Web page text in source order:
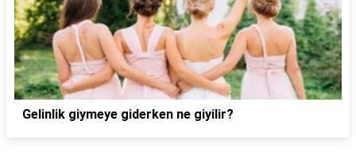
Gelinlik giymeye giderken ne giyilir?